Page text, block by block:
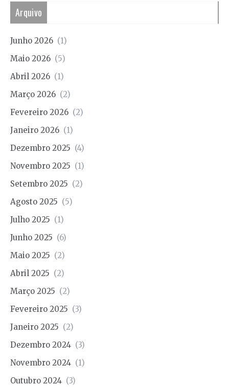
Arquivo
Junho 2026 (1)
Maio 2026 (5)
Abril 2026 (1)
Março 2026 (2)
Fevereiro 2026 (2)
Janeiro 2026 (1)
Dezembro 2025 (4)
Novembro 2025 (1)
Setembro 2025 (2)
Agosto 2025 (5)
Julho 2025 (1)
Junho 2025 (6)
Maio 2025 (2)
Abril 2025 (2)
Março 2025 (2)
Fevereiro 2025 (3)
Janeiro 2025 (2)
Dezembro 2024 (3)
Novembro 2024 (1)
Outubro 2024 (3)